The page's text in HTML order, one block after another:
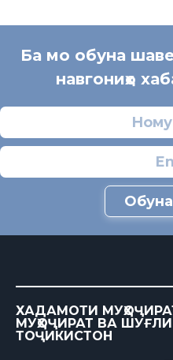
Ба мо обуна
навгониҳо
ХАДАМОТИ
МУҲОҶИРАТ ВА ШУҒЛИ
ТОҶИКИСТОН